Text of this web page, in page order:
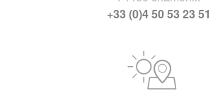
+33 (0)4 50 53 23 51